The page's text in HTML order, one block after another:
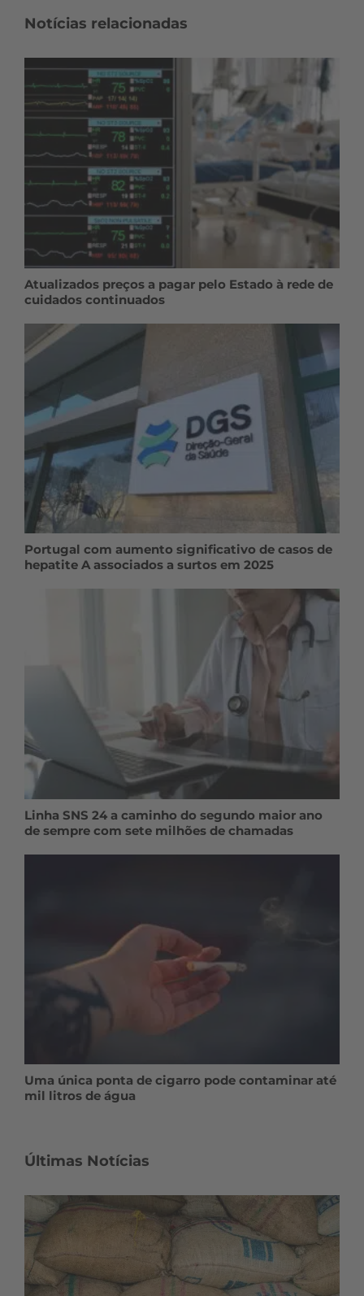
Notícias relacionadas
Atualizados preços a pagar pelo Estado à rede de
cuidados continuados
Portugal com aumento significativo de casos de
hepatite A associados a surtos em 2025
Linha SNS 24 a caminho do segundo maior ano
de sempre com sete milhões de chamadas
Uma única ponta de cigarro pode contaminar até
mil litros de água
Últimas Notícias